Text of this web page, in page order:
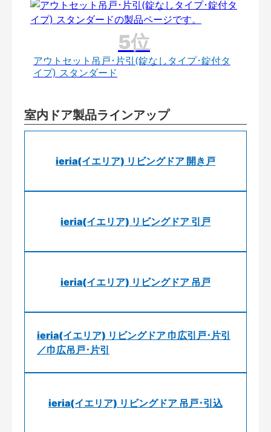
アウトセット吊戸･片引(錠なしタイプ･錠付タ
イプ) スタンダード
室内ドア製品ラインアップ
ieria(イエリア) リビングドア 開き戸
ieria(イエリア) リビングドア 引戸
ieria(イエリア) リビングドア 吊戸
ieria(イエリア) リビングドア 巾広引戸･片引
／巾広吊戸･片引
ieria(イエリア) リビングドア 吊戸･引込